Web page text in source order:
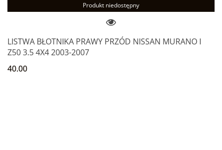
Produkt niedostępny
LISTWA BŁOTNIKA PRAWY PRZÓD NISSAN MURANO I
Z50 3.5 4X4 2003-2007
40.00